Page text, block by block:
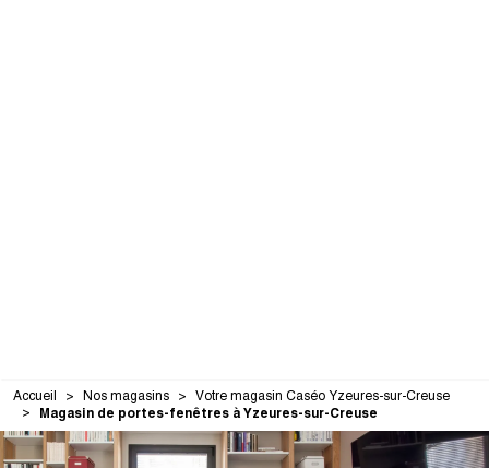
Accueil Nos magasins Votre magasin Caséo Yzeures-sur-Creuse
Magasin de portes-fenêtres à Yzeures-sur-Creuse